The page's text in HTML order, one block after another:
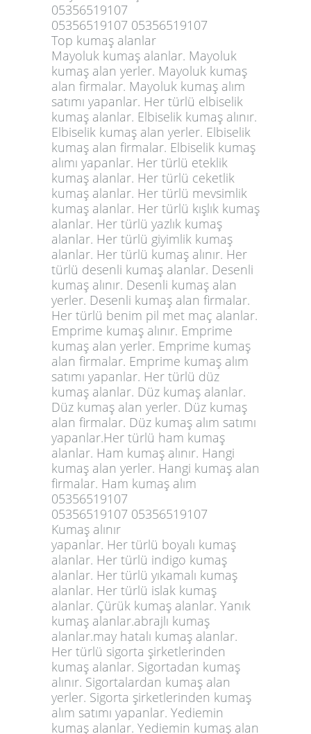
05356519107
05356519107 05356519107
Top kumaş alanlar
Mayoluk kumaş alanlar. Mayoluk
kumaş alan yerler. Mayoluk kumaş
alan firmalar. Mayoluk kumaş alım
satımı yapanlar. Her türlü elbiselik
kumaş alanlar. Elbiselik kumaş alınır.
Elbiselik kumaş alan yerler. Elbiselik
kumaş alan firmalar. Elbiselik kumaş
alımı yapanlar. Her türlü eteklik
kumaş alanlar. Her türlü ceketlik
kumaş alanlar. Her türlü mevsimlik
kumaş alanlar. Her türlü kışlık kumaş
alanlar. Her türlü yazlık kumaş
alanlar. Her türlü giyimlik kumaş
alanlar. Her türlü kumaş alınır. Her
türlü desenli kumaş alanlar. Desenli
kumaş alınır. Desenli kumaş alan
yerler. Desenli kumaş alan firmalar.
Her türlü benim pil met maç alanlar.
Emprime kumaş alınır. Emprime
kumaş alan yerler. Emprime kumaş
alan firmalar. Emprime kumaş alım
satımı yapanlar. Her türlü düz
kumaş alanlar. Düz kumaş alanlar.
Düz kumaş alan yerler. Düz kumaş
alan firmalar. Düz kumaş alım satımı
yapanlar.Her türlü ham kumaş
alanlar. Ham kumaş alınır. Hangi
kumaş alan yerler. Hangi kumaş alan
firmalar. Ham kumaş alım
05356519107
05356519107 05356519107
Kumaş alınır
yapanlar. Her türlü boyalı kumaş
alanlar. Her türlü indigo kumaş
alanlar. Her türlü yıkamalı kumaş
alanlar. Her türlü islak kumaş
alanlar. Çürük kumaş alanlar. Yanık
kumaş alanlar.abrajlı kumaş
alanlar.may hatalı kumaş alanlar.
Her türlü sigorta şirketlerinden
kumaş alanlar. Sigortadan kumaş
alınır. Sigortalardan kumaş alan
yerler. Sigorta şirketlerinden kumaş
alım satımı yapanlar. Yediemin
kumaş alanlar. Yediemin kumaş alan